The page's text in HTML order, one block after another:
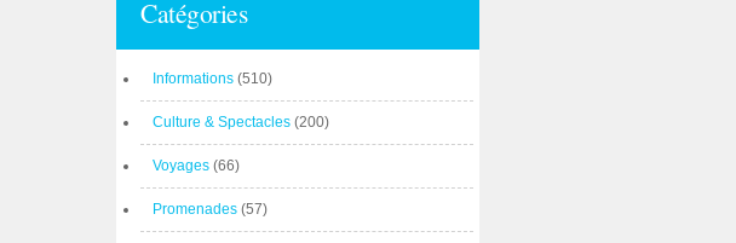
Catégories
Informations (510)
Culture & Spectacles (200)
Voyages (66)
Promenades (57)